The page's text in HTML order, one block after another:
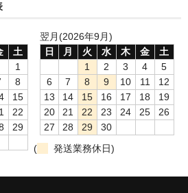
ｾﾗｰｽﾞ）
土
1
8
15
22
29
翌月(2026年9月)
日
月 火 水 木 金
土
1
2 3 4
5
6
7 8 9 10 11
12
13
14 15 16 17 18
19
20
21 22 23 24 25
26
27
28 29
30
(
発送業務休日)